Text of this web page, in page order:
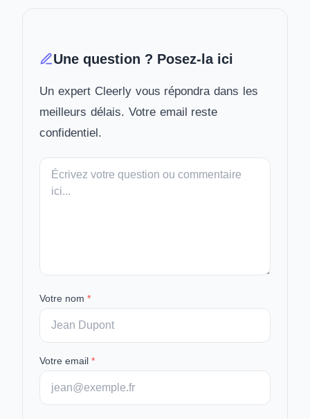
Une question ? Posez-la ici
Un expert Cleerly vous répondra dans les
meilleurs délais. Votre email reste
confidentiel.
Votre
message
Votre nom *
Votre email *